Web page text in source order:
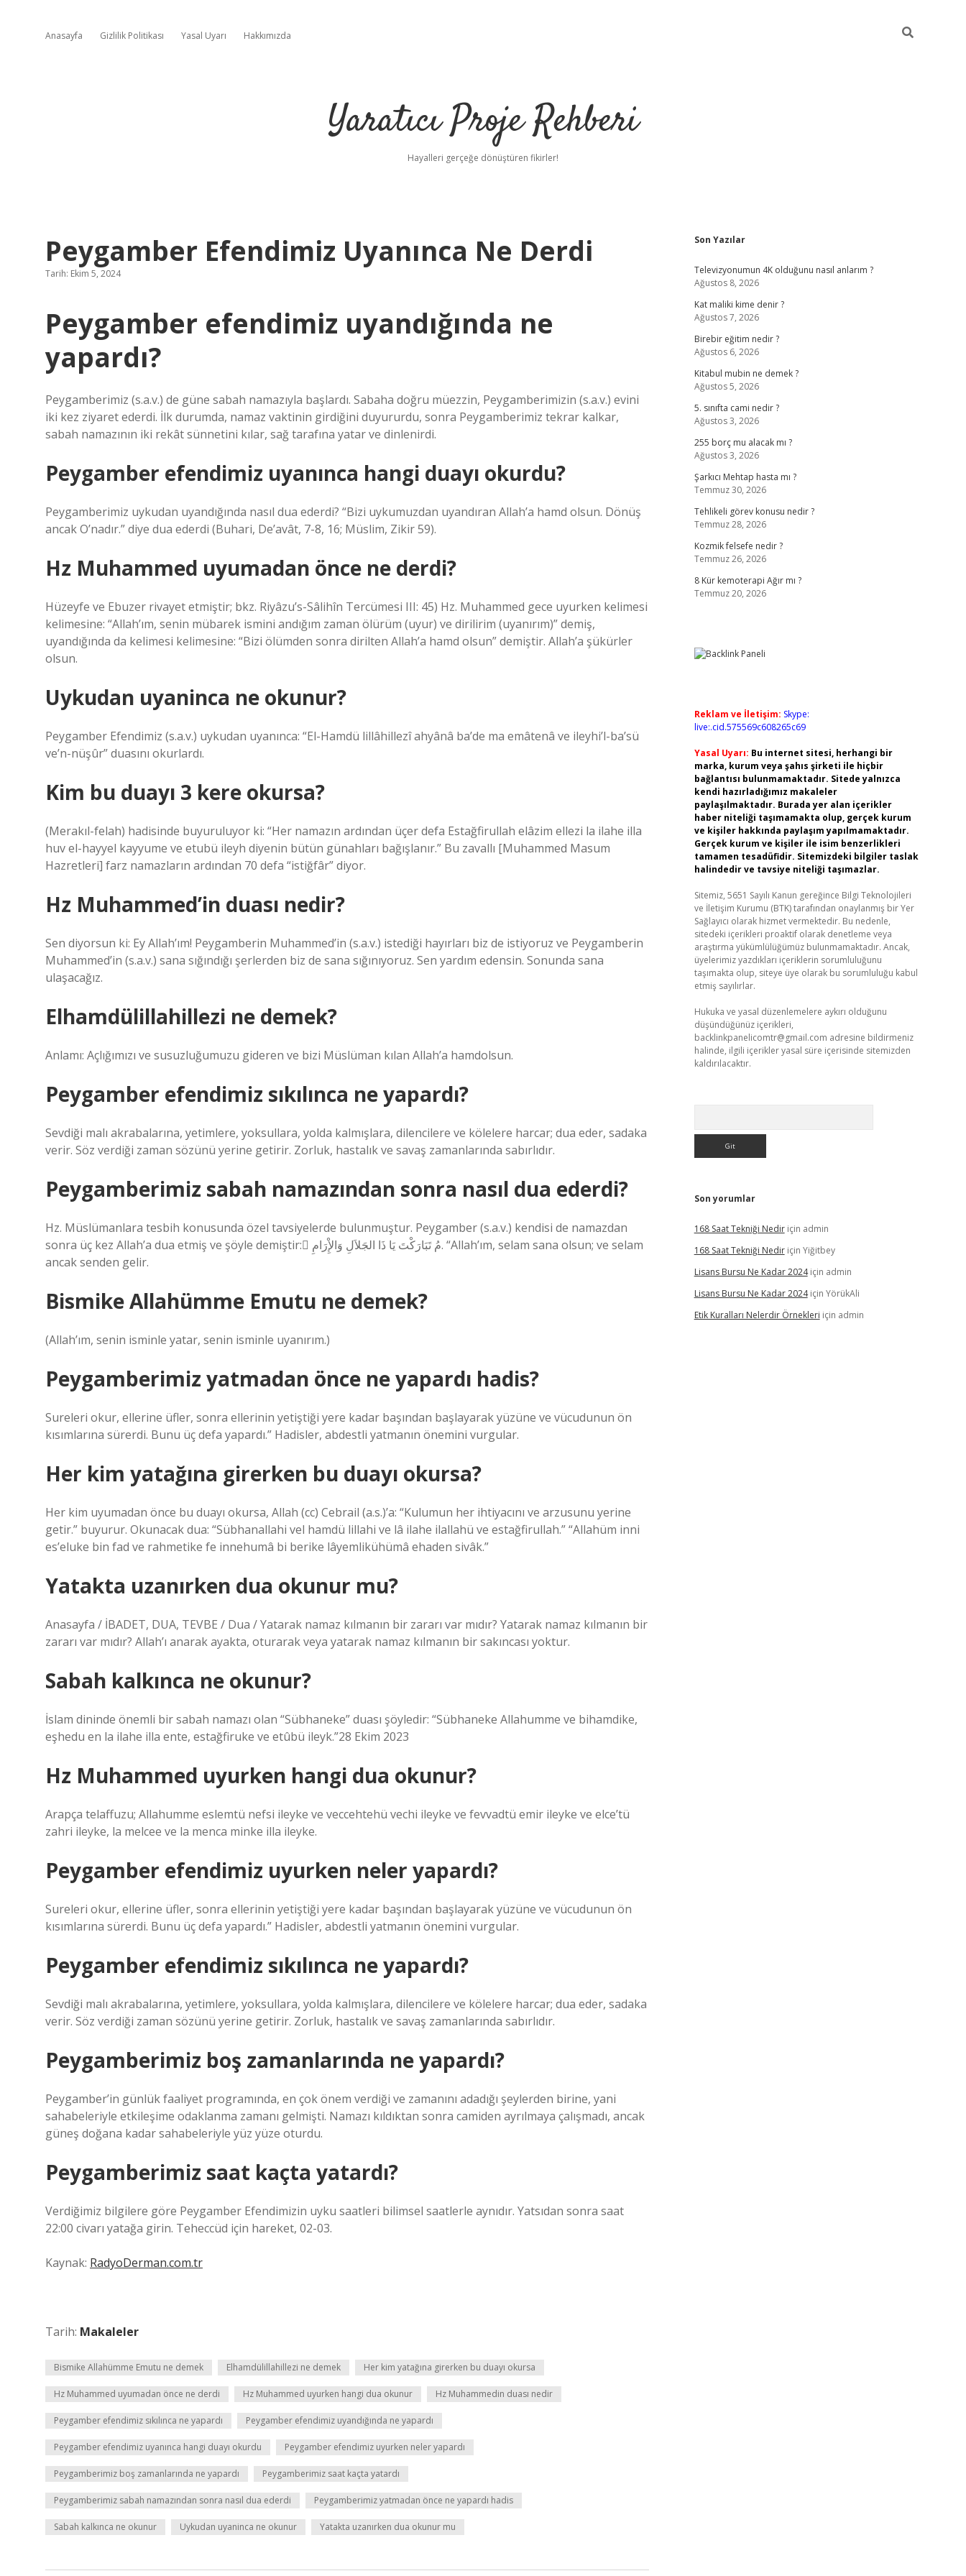
Anasayfa Gizlilik Politikası Yasal Uyarı Hakkımızda
Yaratıcı Proje Rehberi
Hayalleri gerçeğe dönüştüren fikirler!
Peygamber Efendimiz Uyanınca Ne Derdi
Tarih: Ekim 5, 2024
Peygamber efendimiz uyandığında ne
yapardı?
Peygamberimiz (s.a.v.) de güne sabah namazıyla başlardı. Sabaha doğru müezzin, Peygamberimizin (s.a.v.) evini
iki kez ziyaret ederdi. İlk durumda, namaz vaktinin girdiğini duyururdu, sonra Peygamberimiz tekrar kalkar,
sabah namazının iki rekât sünnetini kılar, sağ tarafına yatar ve dinlenirdi.
Peygamber efendimiz uyanınca hangi duayı okurdu?
Peygamberimiz uykudan uyandığında nasıl dua ederdi? “Bizi uykumuzdan uyandıran Allah’a hamd olsun. Dönüş
ancak O’nadır.” diye dua ederdi (Buhari, De’avât, 7-8, 16; Müslim, Zikir 59).
Hz Muhammed uyumadan önce ne derdi?
Hüzeyfe ve Ebuzer rivayet etmiştir; bkz. Riyâzu’s-Sâlihîn Tercümesi III: 45) Hz. Muhammed gece uyurken kelimesi
kelimesine: “Allah’ım, senin mübarek ismini andığım zaman ölürüm (uyur) ve dirilirim (uyanırım)” demiş,
uyandığında da kelimesi kelimesine: “Bizi ölümden sonra dirilten Allah’a hamd olsun” demiştir. Allah’a şükürler
olsun.
Uykudan uyaninca ne okunur?
Peygamber Efendimiz (s.a.v.) uykudan uyanınca: “El-Hamdü lillâhillezî ahyânâ ba’de ma emâtenâ ve ileyhi’l-ba’sü
ve’n-nüşûr” duasını okurlardı.
Kim bu duayı 3 kere okursa?
(Merakıl-felah) hadisinde buyuruluyor ki: “Her namazın ardından üçer defa Estağfirullah elâzim ellezi la ilahe illa
huv el-hayyel kayyume ve etubü ileyh diyenin bütün günahları bağışlanır.” Bu zavallı [Muhammed Masum
Hazretleri] farz namazların ardından 70 defa “istiğfâr” diyor.
Hz Muhammed’in duası nedir?
Sen diyorsun ki: Ey Allah’ım! Peygamberin Muhammed’in (s.a.v.) istediği hayırları biz de istiyoruz ve Peygamberin
Muhammed’in (s.a.v.) sana sığındığı şerlerden biz de sana sığınıyoruz. Sen yardım edensin. Sonunda sana
ulaşacağız.
Elhamdülillahillezi ne demek?
Anlamı: Açlığımızı ve susuzluğumuzu gideren ve bizi Müslüman kılan Allah’a hamdolsun.
Peygamber efendimiz sıkılınca ne yapardı?
Sevdiği malı akrabalarına, yetimlere, yoksullara, yolda kalmışlara, dilencilere ve kölelere harcar; dua eder, sadaka
verir. Söz verdiği zaman sözünü yerine getirir. Zorluk, hastalık ve savaş zamanlarında sabırlıdır.
Peygamberimiz sabah namazından sonra nasıl dua ederdi?
Hz. Müslümanlara tesbih konusunda özel tavsiyelerde bulunmuştur. Peygamber (s.a.v.) kendisi de namazdan
sonra üç kez Allah’a dua etmiş ve şöyle demiştir: َمُ تَبَارَكْتَ يَا ذَا الجَلاَلِ وَالإِْرَامِ. “Allah’ım, selam sana olsun; ve selam
ancak senden gelir.
Bismike Allahümme Emutu ne demek?
(Allah’ım, senin isminle yatar, senin isminle uyanırım.)
Peygamberimiz yatmadan önce ne yapardı hadis?
Sureleri okur, ellerine üfler, sonra ellerinin yetiştiği yere kadar başından başlayarak yüzüne ve vücudunun ön
kısımlarına sürerdi. Bunu üç defa yapardı.” Hadisler, abdestli yatmanın önemini vurgular.
Her kim yatağına girerken bu duayı okursa?
Her kim uyumadan önce bu duayı okursa, Allah (cc) Cebrail (a.s.)’a: “Kulumun her ihtiyacını ve arzusunu yerine
getir.” buyurur. Okunacak dua: “Sübhanallahi vel hamdü lillahi ve lâ ilahe ilallahü ve estağfirullah.” “Allahüm inni
es’eluke bin fad ve rahmetike fe innehumâ bi berike lâyemlikühümâ ehaden sivâk.”
Yatakta uzanırken dua okunur mu?
Anasayfa / İBADET, DUA, TEVBE / Dua / Yatarak namaz kılmanın bir zararı var mıdır? Yatarak namaz kılmanın bir
zararı var mıdır? Allah’ı anarak ayakta, oturarak veya yatarak namaz kılmanın bir sakıncası yoktur.
Sabah kalkınca ne okunur?
İslam dininde önemli bir sabah namazı olan “Sübhaneke” duası şöyledir: “Sübhaneke Allahumme ve bihamdike,
eşhedu en la ilahe illa ente, estağfiruke ve etûbü ileyk.”28 Ekim 2023
Hz Muhammed uyurken hangi dua okunur?
Arapça telaffuzu; Allahumme eslemtü nefsi ileyke ve veccehtehü vechi ileyke ve fevvadtü emir ileyke ve elce’tü
zahri ileyke, la melcee ve la menca minke illa ileyke.
Peygamber efendimiz uyurken neler yapardı?
Sureleri okur, ellerine üfler, sonra ellerinin yetiştiği yere kadar başından başlayarak yüzüne ve vücudunun ön
kısımlarına sürerdi. Bunu üç defa yapardı.” Hadisler, abdestli yatmanın önemini vurgular.
Peygamber efendimiz sıkılınca ne yapardı?
Sevdiği malı akrabalarına, yetimlere, yoksullara, yolda kalmışlara, dilencilere ve kölelere harcar; dua eder, sadaka
verir. Söz verdiği zaman sözünü yerine getirir. Zorluk, hastalık ve savaş zamanlarında sabırlıdır.
Peygamberimiz boş zamanlarında ne yapardı?
Peygamber’in günlük faaliyet programında, en çok önem verdiği ve zamanını adadığı şeylerden birine, yani
sahabeleriyle etkileşime odaklanma zamanı gelmişti. Namazı kıldıktan sonra camiden ayrılmaya çalışmadı, ancak
güneş doğana kadar sahabeleriyle yüz yüze oturdu.
Peygamberimiz saat kaçta yatardı?
Verdiğimiz bilgilere göre Peygamber Efendimizin uyku saatleri bilimsel saatlerle aynıdır. Yatsıdan sonra saat
22:00 civarı yatağa girin. Teheccüd için hareket, 02-03.
Kaynak: RadyoDerman.com.tr
Tarih: Makaleler
Bismike Allahümme Emutu ne demek Elhamdülillahillezi ne demek Her kim yatağına girerken bu duayı okursa
Hz Muhammed uyumadan önce ne derdi Hz Muhammed uyurken hangi dua okunur Hz Muhammedin duası nedir
Peygamber efendimiz sıkılınca ne yapardı Peygamber efendimiz uyandığında ne yapardı
Peygamber efendimiz uyanınca hangi duayı okurdu Peygamber efendimiz uyurken neler yapardı
Peygamberimiz boş zamanlarında ne yapardı Peygamberimiz saat kaçta yatardı
Peygamberimiz sabah namazından sonra nasıl dua ederdi Peygamberimiz yatmadan önce ne yapardı hadis
Sabah kalkınca ne okunur Uykudan uyaninca ne okunur Yatakta uzanırken dua okunur mu
Sidebar
Son Yazılar
Televizyonumun 4K olduğunu nasıl anlarım ?
Ağustos 8, 2026
Kat maliki kime denir ?
Ağustos 7, 2026
Birebir eğitim nedir ?
Ağustos 6, 2026
Kitabul mubin ne demek ?
Ağustos 5, 2026
5. sınıfta cami nedir ?
Ağustos 3, 2026
255 borç mu alacak mı ?
Ağustos 3, 2026
Şarkıcı Mehtap hasta mı ?
Temmuz 30, 2026
Tehlikeli görev konusu nedir ?
Temmuz 28, 2026
Kozmik felsefe nedir ?
Temmuz 26, 2026
8 Kür kemoterapi Ağır mı ?
Temmuz 20, 2026
Reklam ve İletişim: Skype:
live:.cid.575569c608265c69
Yasal Uyarı: Bu internet sitesi, herhangi bir
marka, kurum veya şahıs şirketi ile hiçbir
bağlantısı bulunmamaktadır. Sitede yalnızca
kendi hazırladığımız makaleler
paylaşılmaktadır. Burada yer alan içerikler
haber niteliği taşımamakta olup, gerçek kurum
ve kişiler hakkında paylaşım yapılmamaktadır.
Gerçek kurum ve kişiler ile isim benzerlikleri
tamamen tesadüfidir. Sitemizdeki bilgiler taslak
halindedir ve tavsiye niteliği taşımazlar.
Sitemiz, 5651 Sayılı Kanun gereğince Bilgi Teknolojileri
ve İletişim Kurumu (BTK) tarafından onaylanmış bir Yer
Sağlayıcı olarak hizmet vermektedir. Bu nedenle,
sitedeki içerikleri proaktif olarak denetleme veya
araştırma yükümlülüğümüz bulunmamaktadır. Ancak,
üyelerimiz yazdıkları içeriklerin sorumluluğunu
taşımakta olup, siteye üye olarak bu sorumluluğu kabul
etmiş sayılırlar.
Hukuka ve yasal düzenlemelere aykırı olduğunu
düşündüğünüz içerikleri,
backlinkpanelicomtr@gmail.com adresine bildirmeniz
halinde, ilgili içerikler yasal süre içerisinde sitemizden
kaldırılacaktır.
Son yorumlar
168 Saat Tekniği Nediriçin admin
168 Saat Tekniği Nediriçin Yiğitbey
Lisans Bursu Ne Kadar 2024için admin
Lisans Bursu Ne Kadar 2024için YörükAli
Etik Kuralları Nelerdir Örnekleri için admin
https://betci.co/vd casino giriş